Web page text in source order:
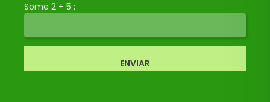
Some 2 + 5 :
ENVIAR